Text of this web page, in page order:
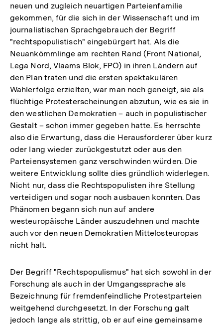
neuen und zugleich neuartigen Parteienfamilie
gekommen, für die sich in der Wissenschaft und im
journalistischen Sprachgebrauch der Begriff
"rechtspopulistisch" eingebürgert hat. Als die
Neuankömmlinge am rechten Rand (Front National,
Lega Nord, Vlaams Blok, FPÖ) in ihren Ländern auf
den Plan traten und die ersten spektakulären
Wahlerfolge erzielten, war man noch geneigt, sie als
flüchtige Protesterscheinungen abzutun, wie es sie in
den westlichen Demokratien – auch in populistischer
Gestalt – schon immer gegeben hatte. Es herrschte
also die Erwartung, dass die Herausforderer über kurz
oder lang wieder zurückgestutzt oder aus den
Parteiensystemen ganz verschwinden würden. Die
weitere Entwicklung sollte dies gründlich widerlegen.
Nicht nur, dass die Rechtspopulisten ihre Stellung
verteidigen und sogar noch ausbauen konnten. Das
Phänomen begann sich nun auf andere
westeuropäische Länder auszudehnen und machte
auch vor den neuen Demokratien Mittelosteuropas
nicht halt.
Der Begriff "Rechtspopulismus" hat sich sowohl in der
Forschung als auch in der Umgangssprache als
Bezeichnung für fremdenfeindliche Protestparteien
weitgehend durchgesetzt. In der Forschung galt
jedoch lange als strittig, ob er auf eine gemeinsame